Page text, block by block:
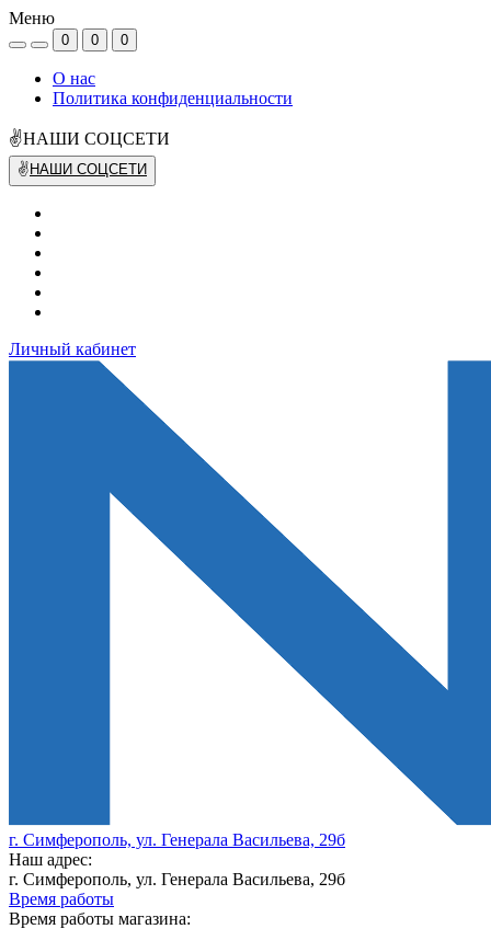
Меню
0 0 0
О нас
Политика конфиденциальности
✌НАШИ СОЦСЕТИ
✌ НАШИ СОЦСЕТИ
Личный кабинет
г. Симферополь, ул. Генерала Васильева, 29б
Наш адрес:
г. Симферополь, ул. Генерала Васильева, 29б
Время работы
Время работы магазина: